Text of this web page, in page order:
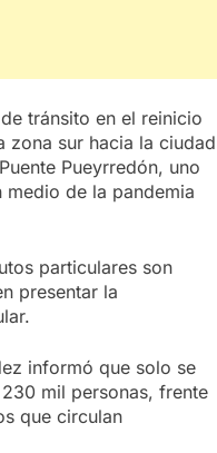
tránsito en el reinicio
zona sur hacia la ciudad
Pueyrredón, uno
de la pandemia
particulares son
presentar la
informó que solo se
mil personas, frente
que circulan